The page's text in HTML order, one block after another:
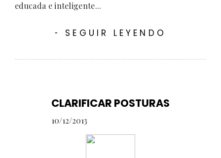
educada e inteligente...
- SEGUIR LEYENDO
CLARIFICAR POSTURAS
10/12/2013